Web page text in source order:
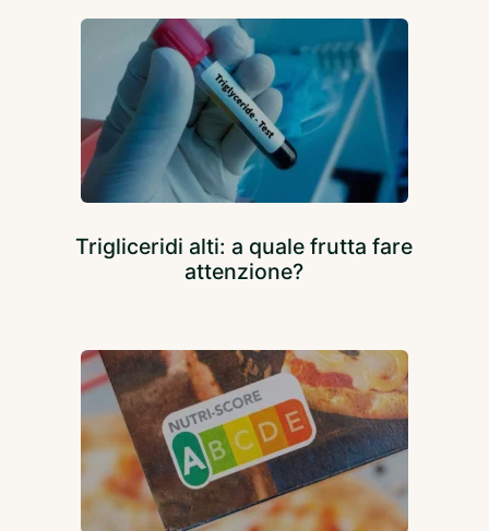
Trigliceridi alti: a quale frutta fare
attenzione?